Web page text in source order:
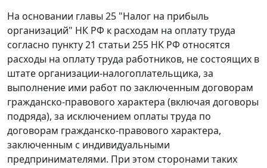
На основании главы 25 "Налог на прибыль
организаций" НК РФ к расходам на оплату труда
согласно пункту 21 статьи 255 НК РФ относятся
расходы на оплату труда работников, не состоящих в
штате организации-налогоплательщика, за
выполнение ими работ по заключенным договорам
гражданско-правового характера (включая договоры
подряда), за исключением оплаты труда по
договорам гражданско-правового характера,
заключенным с индивидуальными
предпринимателями. При этом сторонами таких